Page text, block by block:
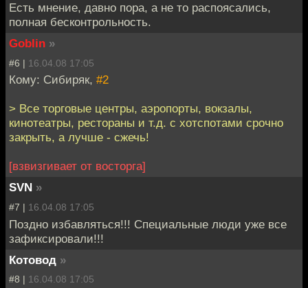
Есть мнение, давно пора, а не то распоясались,
полная бесконтрольность.
Goblin »
#6 | 16.04.08 17:05
Кому: Сибиряк, #2
> Все торговые центры, аэропорты, вокзалы,
кинотеатры, рестораны и т.д. с хотспотами срочно
закрыть, а лучше - сжечь!
[взвизгивает от восторга]
SVN »
#7 | 16.04.08 17:05
Поздно избавляться!!! Специальные люди уже все
зафиксировали!!!
Котовод »
#8 | 16.04.08 17:05